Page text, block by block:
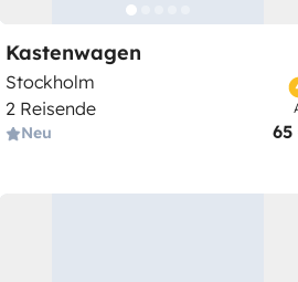
Kastenwagen
Stockholm
2 Reisende
Neu 65